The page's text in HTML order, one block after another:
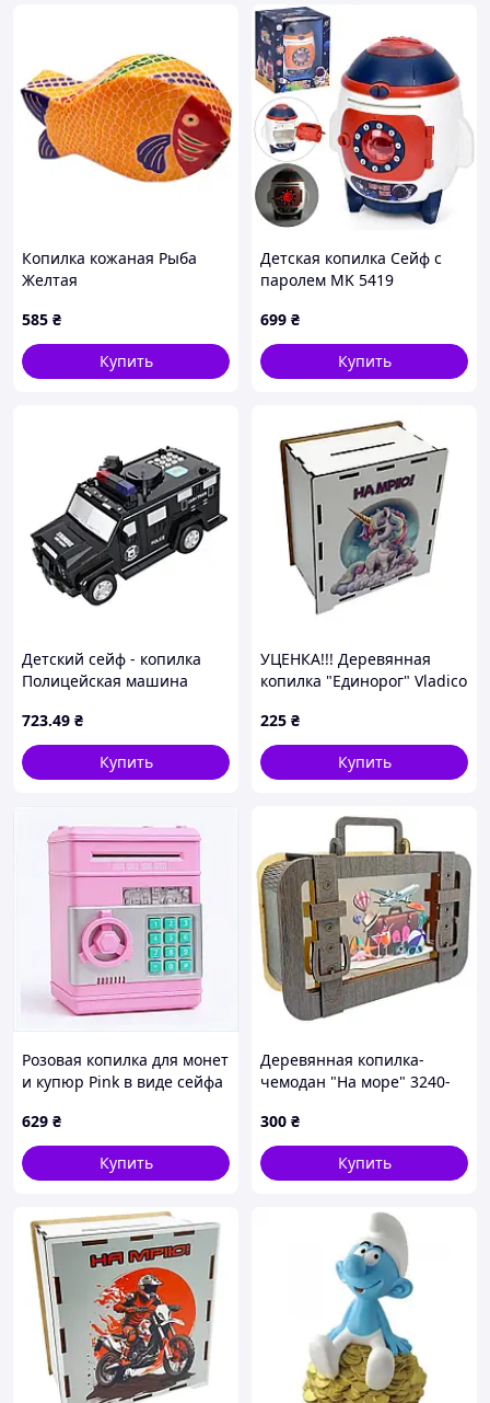
Копилка кожаная Рыба
Желтая
585 ₴
Купить
Детская копилка Сейф с
паролем MK 5419
699 ₴
Купить
Детский сейф - копилка
Полицейская машина
замком и отпечатком
пальца
723.49 ₴
Купить
УЦЕНКА!!! Деревянная
копилка "Единорог" Vladico
200 дней GoodPlace -worry-
free-shopping-
225 ₴
Купить
Розовая копилка для монет
и купюр Pink в виде сейфа
629 ₴
Купить
Деревянная копилка-
чемодан "На море" 3240-
300 ₴
Купить